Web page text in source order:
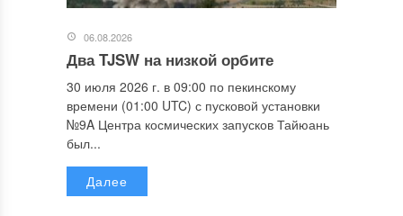
06.08.2026
Два TJSW на низкой орбите
30 июля 2026 г. в 09:00 по пекинскому
времени (01:00 UTC) с пусковой установки
№9A Центра космических запусков Тайюань
был...
Далее